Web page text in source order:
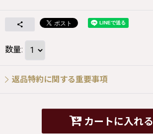
数量:
返品特約に関する重要事項
カートに入れる